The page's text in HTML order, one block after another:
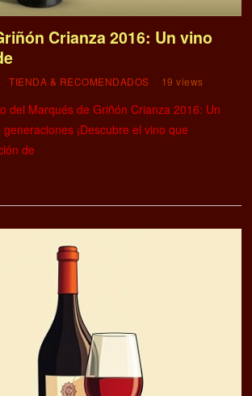
Crianza 2016: Un vino
TIENDA & RECOMENDADOS 19 views
del Marqués de Griñón Crianza 2016: Un
¡Descubre el vino que
de